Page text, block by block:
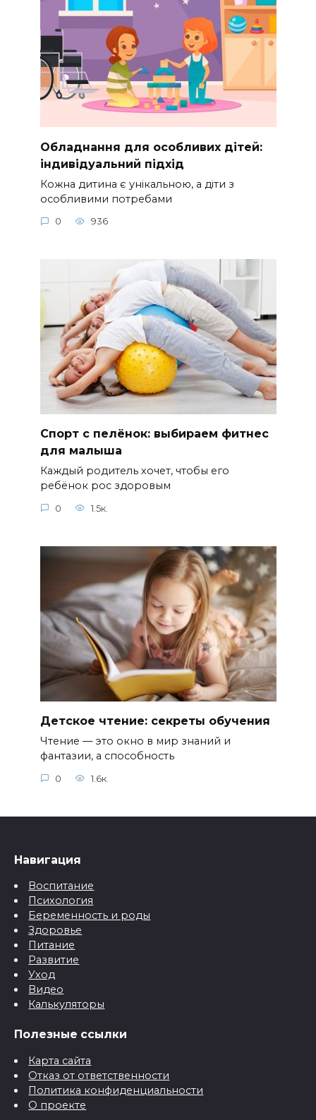
Обладнання для особливих дітей:
індивідуальний підхід
Кожна дитина є унікальною, а діти з
особливими потребами
0 936
Спорт с пелёнок: выбираем фитнес
для малыша
Каждый родитель хочет, чтобы его
ребёнок рос здоровым
0 1.5к.
Детское чтение: секреты обучения
Чтение — это окно в мир знаний и
фантазии, а способность
0 1.6к.
Навигация
Воспитание
Психология
Беременность и роды
Здоровье
Питание
Развитие
Уход
Видео
Калькуляторы
Полезные ссылки
Карта сайта
Отказ от ответственности
Политика конфиденциальности
О проекте